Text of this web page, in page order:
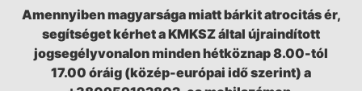
Amennyiben magyarsága miatt bárkit atrocitás ér,
segítséget kérhet a KMKSZ által újraindított
jogsegélyvonalon minden hétköznap 8.00-tól
17.00 óráig (közép-európai idő szerint) a